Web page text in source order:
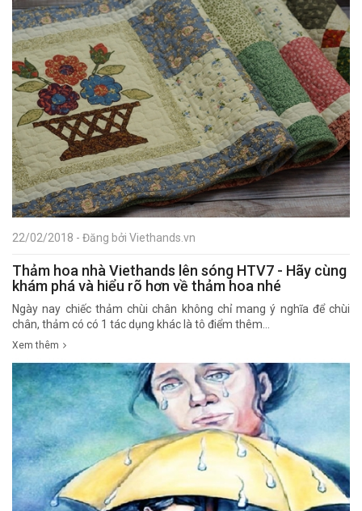
22/02/2018 - Đăng bởi Viethands.vn
Thảm hoa nhà Viethands lên sóng HTV7 - Hãy cùng
khám phá và hiểu rõ hơn về thảm hoa nhé
Ngày nay chiếc thảm chùi chân không chỉ mang ý nghĩa để chùi
chân, thảm có có 1 tác dụng khác là tô điểm thêm...
Xem thêm